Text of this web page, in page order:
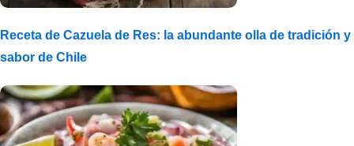
Receta de Cazuela de Res: la abundante olla de tradición y
sabor de Chile